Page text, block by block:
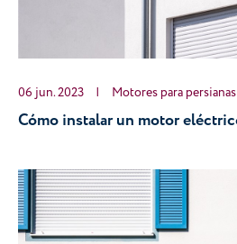
06 jun. 2023 | Motores para persianas